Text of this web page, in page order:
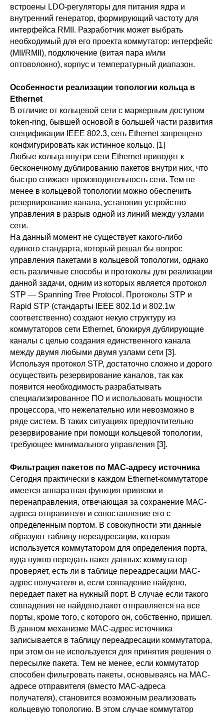
встроены LDO-регуляторы для питания ядра и
внутренний генератор, формирующий частоту для
интерфейса RMII. Разработчик может выбрать
необходимый для его проекта коммутатор: интерфейс
(MII/RMII), подключение (витая пара и/или
оптоволокно), корпус и температурный диапазон.
Особенности реализации топологии кольца в
Ethernet
В отличие от кольцевой сети с маркерным доступом
token-ring, бывшей основой в большей части развития
спецификации IEEE 802.3, сеть Ethernet запрещено
конфигурировать как истинное кольцо. [1]
Любые кольца внутри сети Ethernet приводят к
бесконечному дублированию пакетов внутри них, что
быстро снижает производительность сети. Тем не
менее в кольцевой топологии можно обеспечить
резервирование канала, установив устройство
управления в разрыв одной из линий между узлами
сети.
На данный момент не существует какого-либо
единого стандарта, который решал бы вопрос
управления пакетами в кольцевой топологии, однако
есть различные способы и протоколы для реализации
данной задачи, одним из которых является протокол
STP — Spanning Tree Protocol. Протоколы STP и
Rapid STP (стандарты IEEE 802.1d и 802.1w
соответственно) создают некую структуру из
коммутаторов сети Ethernet, блокируя дублирующие
каналы с целью создания единственного канала
между двумя любыми двумя узлами сети [3].
Используя протокол STP, достаточно сложно и дорого
осуществить резервирование каналов, так как
появится необходимость разрабатывать
специализированное ПО и использовать мощности
процессора, что нежелательно или невозможно в
ряде систем. В таких ситуациях предпочтительно
резервирование при помощи кольцевой топологии,
требующее минимального управления [3].
Фильтрация пакетов по MAC-адресу источника
Сегодня практически в каждом Ethernet-коммутаторе
имеется аппаратная функция привязки и
перенаправления, отвечающая за сохранение MAC-
адреса отправителя и сопоставление его с
определенным портом. В совокупности эти данные
образуют таблицу переадресации, которая
используется коммутатором для определения порта,
куда нужно передать пакет данных: коммутатор
проверяет, есть ли в таблице переадресации MAC-
адрес получателя и, если совпадение найдено,
передает пакет на нужный порт. В случае если такого
совпадения не найдено,пакет отправляется на все
порты, кроме того, с которого он, собственно, пришел.
В данном механизме MAC-адрес источника
записывается в таблицу переадресации коммутатора,
при этом он не используется для принятия решения о
пересылке пакета. Тем не менее, если коммутатор
способен фильтровать пакеты, основываясь на MAC-
адресе отправителя (вместо MAC-адреса
получателя), становится возможным реализовать
кольцевую топологию. В этом случае коммутатор